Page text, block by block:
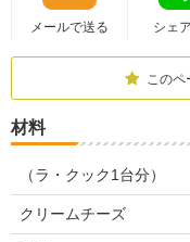
メールで送る シェ
このペ
材料
（ラ・クック1台分）
クリームチーズ